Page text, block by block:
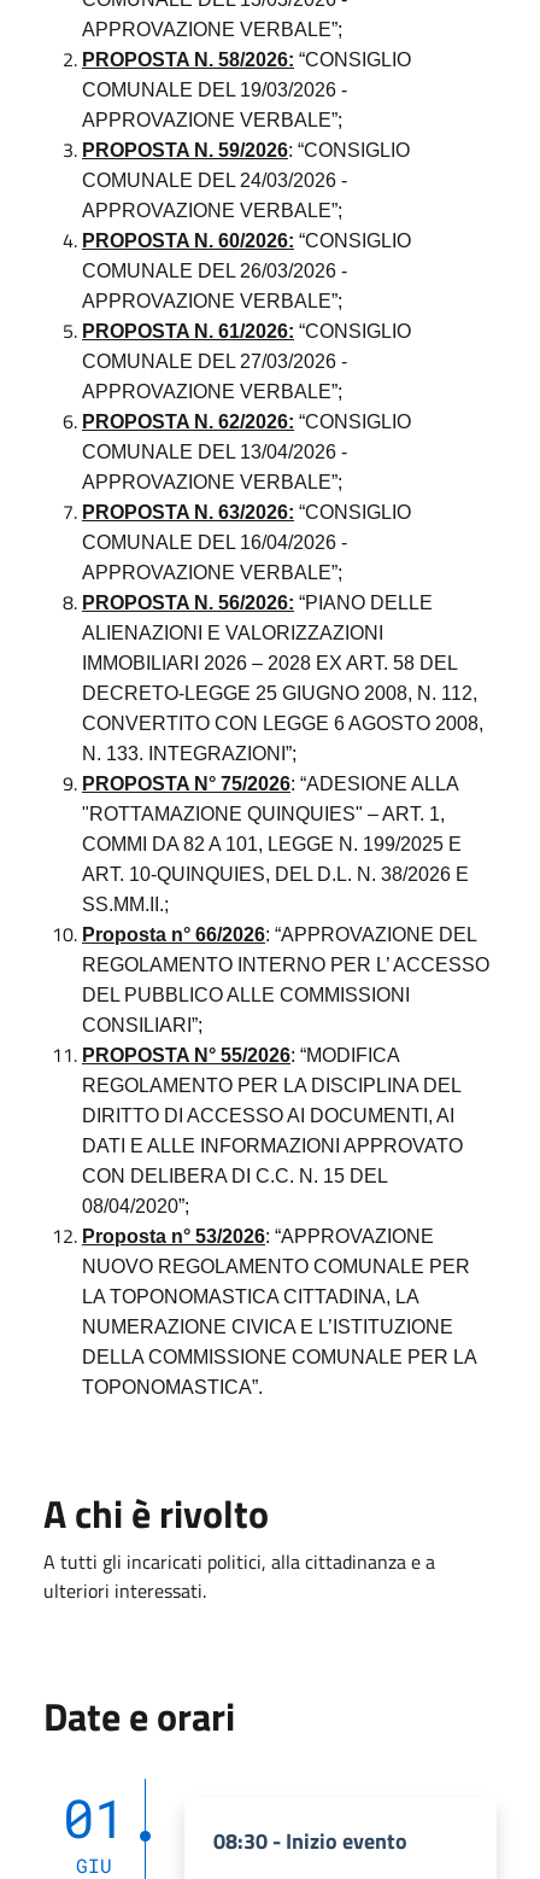
APPROVAZIONE VERBALE”;
PROPOSTA N. 58/2026: “CONSIGLIO
COMUNALE DEL 19/03/2026 -
APPROVAZIONE VERBALE”;
PROPOSTA N. 59/2026: “CONSIGLIO
COMUNALE DEL 24/03/2026 -
APPROVAZIONE VERBALE”;
PROPOSTA N. 60/2026: “CONSIGLIO
COMUNALE DEL 26/03/2026 -
APPROVAZIONE VERBALE”;
PROPOSTA N. 61/2026: “CONSIGLIO
COMUNALE DEL 27/03/2026 -
APPROVAZIONE VERBALE”;
PROPOSTA N. 62/2026: “CONSIGLIO
COMUNALE DEL 13/04/2026 -
APPROVAZIONE VERBALE”;
PROPOSTA N. 63/2026: “CONSIGLIO
COMUNALE DEL 16/04/2026 -
APPROVAZIONE VERBALE”;
PROPOSTA N. 56/2026: “PIANO DELLE
ALIENAZIONI E VALORIZZAZIONI
IMMOBILIARI 2026 – 2028 EX ART. 58 DEL
DECRETO-LEGGE 25 GIUGNO 2008, N. 112,
CONVERTITO CON LEGGE 6 AGOSTO 2008,
N. 133. INTEGRAZIONI”;
PROPOSTA N° 75/2026: “ADESIONE ALLA
"ROTTAMAZIONE QUINQUIES" – ART. 1,
COMMI DA 82 A 101, LEGGE N. 199/2025 E
ART. 10-QUINQUIES, DEL D.L. N. 38/2026 E
SS.MM.II.;
Proposta n° 66/2026: “APPROVAZIONE DEL
REGOLAMENTO INTERNO PER L’ ACCESSO
DEL PUBBLICO ALLE COMMISSIONI
CONSILIARI”;
PROPOSTA N° 55/2026: “MODIFICA
REGOLAMENTO PER LA DISCIPLINA DEL
DIRITTO DI ACCESSO AI DOCUMENTI, AI
DATI E ALLE INFORMAZIONI APPROVATO
CON DELIBERA DI C.C. N. 15 DEL
08/04/2020”;
Proposta n° 53/2026: “APPROVAZIONE
NUOVO REGOLAMENTO COMUNALE PER
LA TOPONOMASTICA CITTADINA, LA
NUMERAZIONE CIVICA E L’ISTITUZIONE
DELLA COMMISSIONE COMUNALE PER LA
TOPONOMASTICA”.
A chi è rivolto
A tutti gli incaricati politici, alla cittadinanza e a
ulteriori interessati.
Date e orari
01
GIU
08:30 - Inizio evento